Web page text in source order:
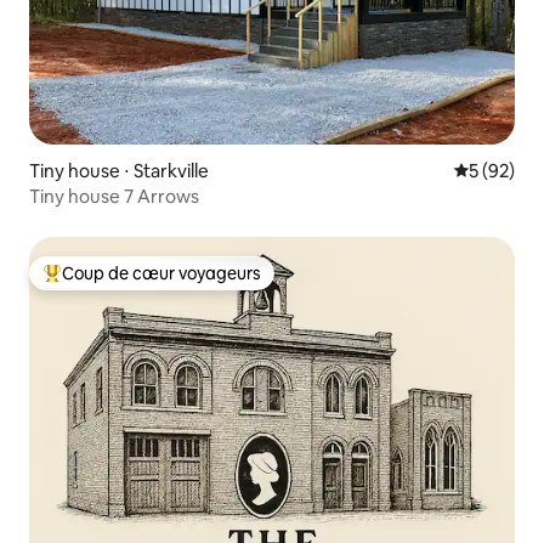
Tiny house ⋅ Starkville
5 (92)
Tiny house 7 Arrows
Coups de cœur voyageurs les plus appréciés
Coup de cœur voyageurs